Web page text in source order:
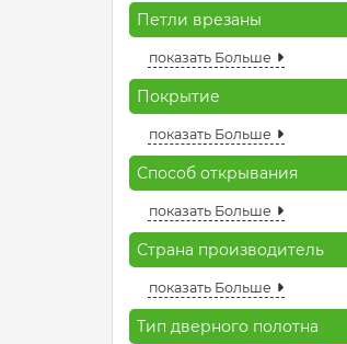
Петли врезаны
показать Больше
Покрытие
показать Больше
Способ открывания
показать Больше
Страна производитель
показать Больше
Тип дверного полотна